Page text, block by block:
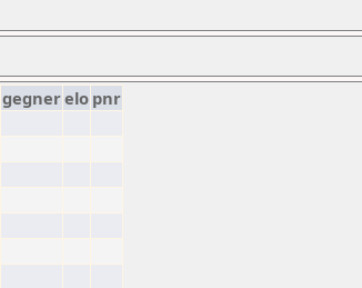
gegnerelo pnr